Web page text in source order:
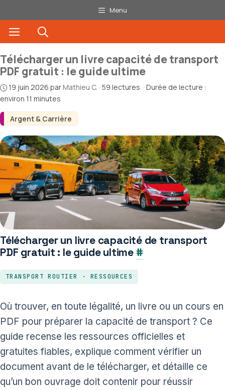
au
contenu
Menu
Menu
Argent & Carrière
Télécharger un livre capacité de transport
PDF gratuit : le guide ultime
19 juin 2026 par Mathieu C. · 59 lectures · Durée de lecture :
environ 11 minutes
Télécharger un livre capacité de transport
PDF gratuit : le guide ultime #
TRANSPORT ROUTIER · RESSOURCES
Où trouver, en toute légalité, un livre ou un cours en
PDF pour préparer la capacité de transport ? Ce
guide recense les ressources officielles et
gratuites fiables, explique comment vérifier un
document avant de le télécharger, et détaille ce
qu’un bon ouvrage doit contenir pour réussir